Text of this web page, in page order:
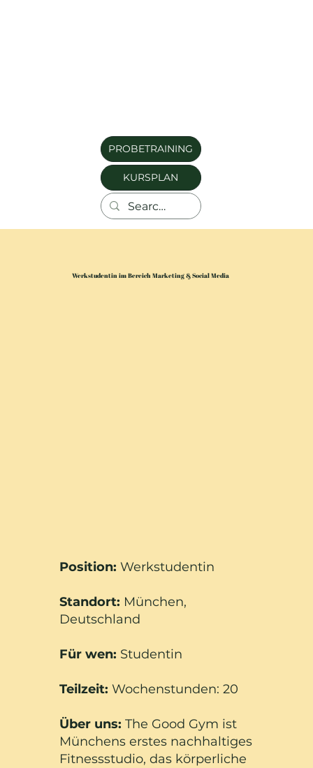
PROBETRAINING
KURSPLAN
Werkstudentin im Bereich Marketing & Social Media
Position: Werkstudentin
Standort: München,
Deutschland
Für wen: Studentin
Teilzeit: Wochenstunden: 20
Über uns: The Good Gym ist
Münchens erstes nachhaltiges
Fitnessstudio, das körperliche